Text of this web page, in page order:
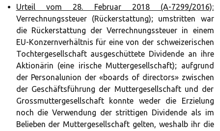
Urteil vom 28. Februar 2018 (A-7299/2016):
Verrechnungssteuer (Rückerstattung); umstritten war
die Rückerstattung der Verrechnungssteuer in einem
EU-Konzernverhältnis für eine von der schweizerischen
Tochtergesellschaft ausgeschüttete Dividende an ihre
Aktionärin (eine irische Muttergesellschaft); aufgrund
der Personalunion der «boards of directors» zwischen
der Geschäftsführung der Muttergesellschaft und der
Grossmuttergesellschaft konnte weder die Erzielung
noch die Verwendung der strittigen Dividende als im
Belieben der Muttergesellschaft gelten, weshalb ihr die